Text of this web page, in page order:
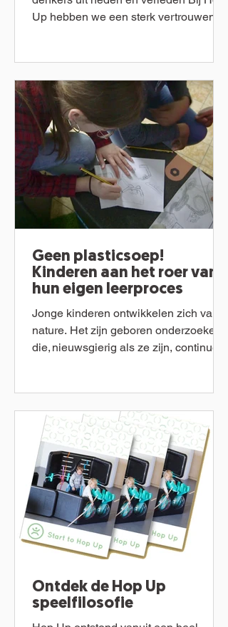
Up hebben we een sterk vertrouwen in
Geen plasticsoep!
Kinderen aan het roer van
hun eigen leerproces
Jonge kinderen ontwikkelen zich van
nature. Het zijn geboren onderzoekers
die, nieuwsgierig als ze zijn, continue
Ontdek de Hop Up
speelfilosofie